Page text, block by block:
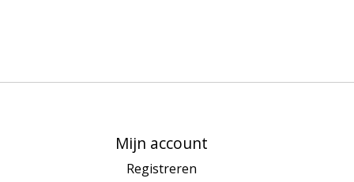
Mijn account
Registreren